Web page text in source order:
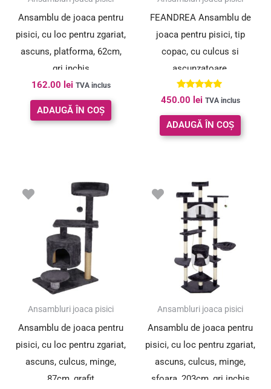
Ansamblu de joaca pentru
pisici, cu loc pentru zgariat,
ascuns, platforma, 62cm,
gri inchis
162.00 lei TVA inclus
ADAUGĂ ÎN COȘ
FEANDREA Ansamblu de
joaca pentru pisici, tip
copac, cu culcus si
ascunzatoare,
55x40x164cm, gri deschis
Evaluat la
5.00
din 5
450.00 lei TVA inclus
ADAUGĂ ÎN COȘ
Ansambluri joaca pisici
Ansamblu de joaca pentru
pisici, cu loc pentru zgariat,
ascuns, culcus, minge,
87cm, grafit
Ansambluri joaca pisici
Ansamblu de joaca pentru
pisici, cu loc pentru zgariat,
ascuns, culcus, minge,
sfoara, 203cm, gri inchis